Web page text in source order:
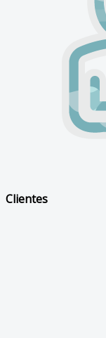
Clientes